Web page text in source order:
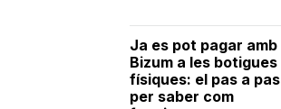
Ja es pot pagar amb
Bizum a les botigues
físiques: el pas a pas
per saber com